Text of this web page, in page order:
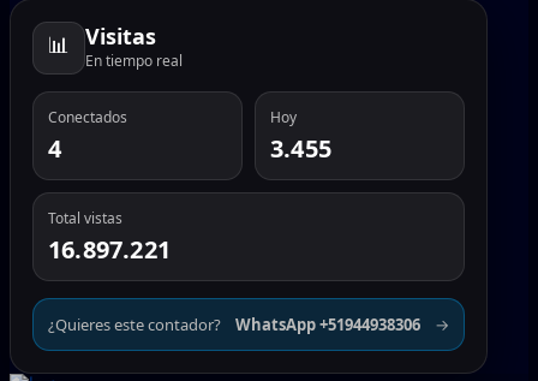
📊 Visitas
En tiempo real
Conectados
4
Hoy
3.455
Total vistas
16.897.221
¿Quieres este contador? WhatsApp +51944938306 →